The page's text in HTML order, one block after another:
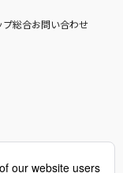
プ総合お問い合わせ